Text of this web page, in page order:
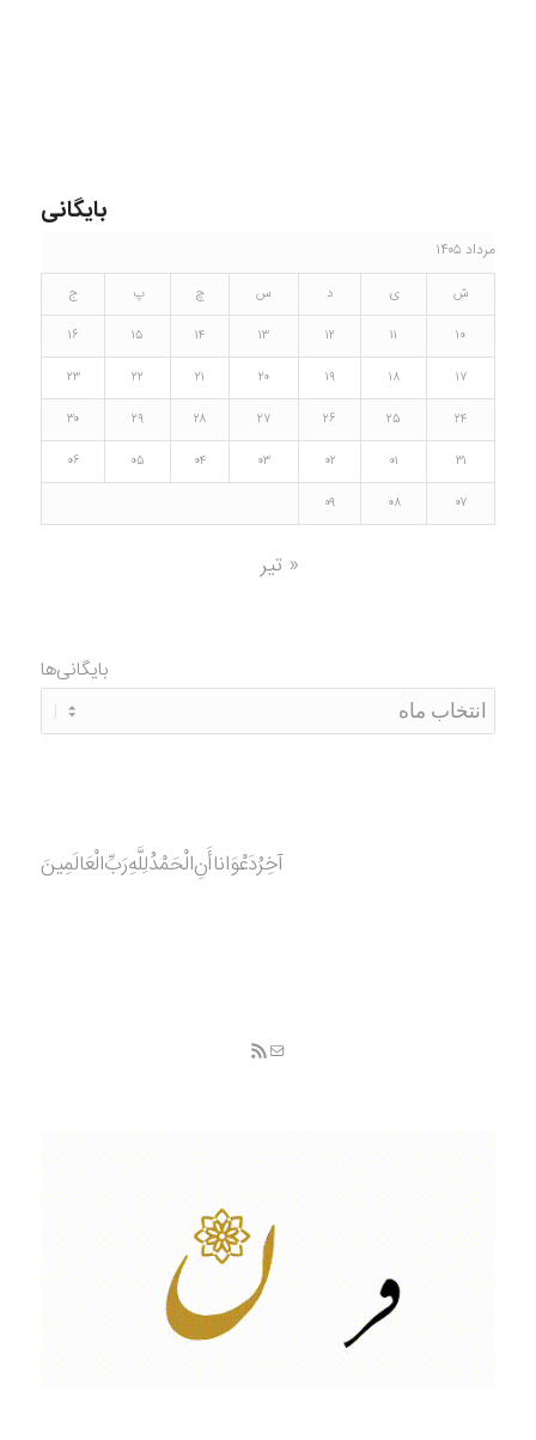
بایگانی
مرداد ۱۴۰۵
ش ی د س چ پ
ج
۱۰
۱۱ ۱۲ ۱۳ ۱۴ ۱۵
۱۶
۱۷
۱۸ ۱۹ ۲۰ ۲۱ ۲۲
۲۳
۲۴
۲۵ ۲۶ ۲۷ ۲۸ ۲۹
۳۰
۳۱
۰۱ ۰۲ ۰۳ ۰۴ ۰۵
۰۶
۰۷
۰۸ ۰۹
« تیر
بایگانی‌ها
آخِرُدَعْوَانا‌أَنِ‌الْحَمْدُ‌‌‌لِلَّهِ‌رَبِّ‌الْعَالَمِينَ